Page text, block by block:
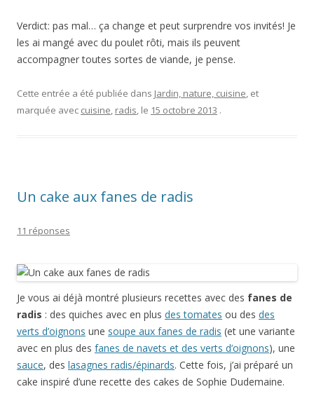
Verdict: pas mal… ça change et peut surprendre vos invités! Je
les ai mangé avec du poulet rôti, mais ils peuvent
accompagner toutes sortes de viande, je pense.
Cette entrée a été publiée dans Jardin, nature, cuisine, et
marquée avec cuisine, radis, le 15 octobre 2013 .
Un cake aux fanes de radis
11 réponses
Je vous ai déjà montré plusieurs recettes avec des fanes de
radis : des quiches avec en plus des tomates ou des des
verts d’oignons une soupe aux fanes de radis (et une variante
avec en plus des fanes de navets et des verts d’oignons), une
sauce, des lasagnes radis/épinards. Cette fois, j’ai préparé un
cake inspiré d’une recette des cakes de Sophie Dudemaine.